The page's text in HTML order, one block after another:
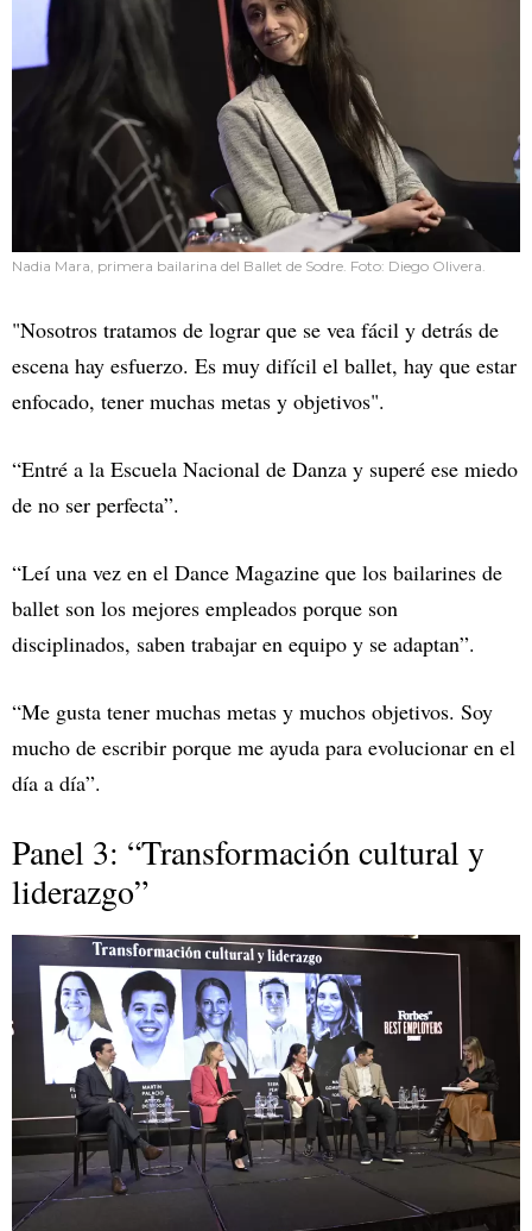
Nadia Mara, primera bailarina del Ballet de Sodre. Foto: Diego Olivera.
"Nosotros tratamos de lograr que se vea fácil y detrás de
escena hay esfuerzo. Es muy difícil el ballet, hay que estar
enfocado, tener muchas metas y objetivos".
“Entré a la Escuela Nacional de Danza y superé ese miedo
de no ser perfecta”.
“Leí una vez en el Dance Magazine que los bailarines de
ballet son los mejores empleados porque son
disciplinados, saben trabajar en equipo y se adaptan”.
“Me gusta tener muchas metas y muchos objetivos. Soy
mucho de escribir porque me ayuda para evolucionar en el
día a día”.
Panel 3: “Transformación cultural y
liderazgo”